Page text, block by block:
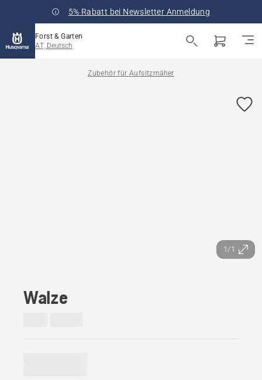
5% Rabatt bei Newsletter Anmeldung
Forst & Garten
AT, Deutsch
Zubehör für Aufsitzmäher
1/1
Walze